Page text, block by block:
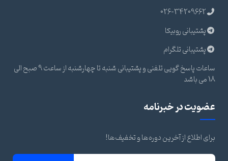
026-34209662
پشتیبانی روبیکا
پشتیبانی تلگرام
ساعات پاسخ گویی تلفنی و پشتیبانی شنبه تا چهارشنبه از ساعت 9 صبح الی
18 می باشد
عضویت در خبرنامه
برای اطلاع از آخرین دوره‌ها و تخفیف‌ها!